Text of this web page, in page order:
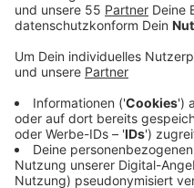
Veröffentlicht:Freitag,
Nach Vorgabe des
nur einzelne Bereiche